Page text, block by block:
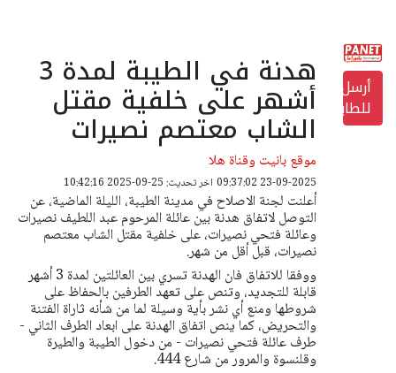
أرسل
للطابعة
هدنة في الطيبة لمدة 3
أشهر على خلفية مقتل
الشاب معتصم نصيرات
موقع بانيت وقناة هلا
23-09-2025 09:37:02 اخر تحديث: 25-09-2025 10:42:16
أعلنت لجنة الاصلاح في مدينة الطيبة، الليلة الماضية، عن
التوصل لاتفاق هدنة بين عائلة المرحوم عبد اللطيف نصيرات
وعائلة فتحي نصيرات، على خلفية مقتل الشاب معتصم
نصيرات، قبل أقل من شهر.
ووفقا للاتفاق فان الهدنة تسري بين العائلتين لمدة 3 أشهر
قابلة للتجديد، وتنص على تعهد الطرفين بالحفاظ على
شروطها ومنع أي نشر بأية وسيلة لما من شأنه ثاراة الفتنة
والتحريض، كما ينص اتفاق الهدنة على ابعاد الطرف الثاني -
طرف عائلة فتحي نصيرات - من دخول الطيبة والطيرة
وقلنسوة والمرور من شارع 444.